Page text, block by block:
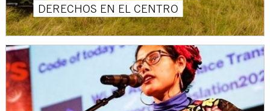
DERECHOS EN EL CENTRO